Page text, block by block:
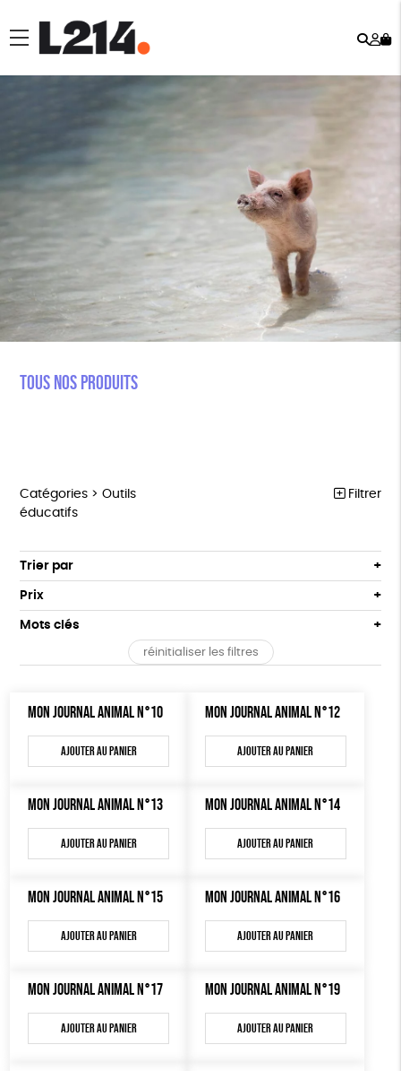
menu
Tous nos produits
Catégories > Outils
éducatifs
Filtrer
MARCHE POUR LA FERMETURE DES ABATTOIRS
OUTILS MILITANTS
TRACTS
CARTES
BROCHURES
MON JOURNAL ANIMAL
POSTERS ÉDUCATIFS
LIBRAIRIE
BD / ILLUSTRÉS
Trier par
Par défaut
Popularité
Prix : du - cher au + cher
Prix
Tous
50 € - 100 €
150 € - 200 €
Mots clés
OEKO-Tex, PETA approuved vegan
réinitialiser les filtres
MON JOURNAL ANIMAL N°10
Ajouter au panier
MON JOURNAL ANIMAL N°12
Ajouter au panier
MON JOURNAL ANIMAL N°13
Ajouter au panier
MON JOURNAL ANIMAL N°14
Ajouter au panier
MON JOURNAL ANIMAL N°15
Ajouter au panier
MON JOURNAL ANIMAL N°16
Ajouter au panier
MON JOURNAL ANIMAL N°17
Ajouter au panier
MON JOURNAL ANIMAL N°19
Ajouter au panier